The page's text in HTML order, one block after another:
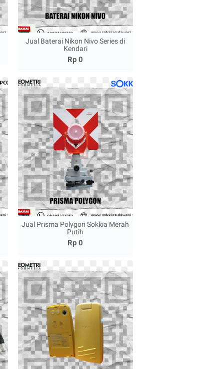
Jual Baterai Nikon Nivo Series di
Kendari
Rp 0
Jual Prisma Polygon Sokkia Merah
Putih
Rp 0